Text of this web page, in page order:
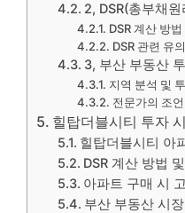
2, DSR(총부채
DSR 계산 방법
DSR 관련 유
3, 부산 부동산
지역 분석 및
전문가의 조언
힐탑더블시티 투자
힐탑더블시티 아
DSR 계산 방법
아파트 구매 시
부산 부동산 시